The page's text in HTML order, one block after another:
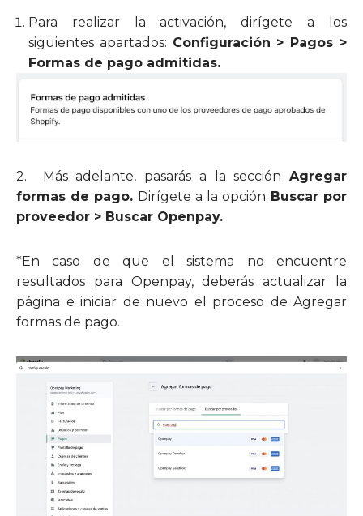
Para realizar la activación, dirígete a los
siguientes apartados: Configuración > Pagos >
Formas de pago admitidas.
2. Más adelante, pasarás a la sección Agregar
formas de pago. Dirígete a la opción Buscar por
proveedor > Buscar Openpay.
*En caso de que el sistema no encuentre
resultados para Openpay, deberás actualizar la
página e iniciar de nuevo el proceso de Agregar
formas de pago.